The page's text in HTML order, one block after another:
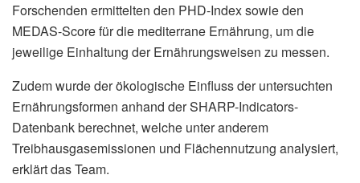
Forschenden ermittelten den PHD-Index sowie den
MEDAS-Score für die mediterrane Ernährung, um die
jeweilige Einhaltung der Ernährungsweisen zu messen.
Zudem wurde der ökologische Einfluss der untersuchten
Ernährungsformen anhand der SHARP-Indicators-
Datenbank berechnet, welche unter anderem
Treibhausgasemissionen und Flächennutzung analysiert,
erklärt das Team.